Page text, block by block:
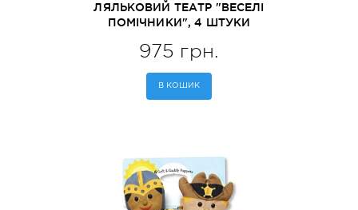
ЛЯЛЬКОВИЙ ТЕАТР "ВЕСЕЛІ
ПОМІЧНИКИ", 4 ШТУКИ
975 грн.
В КОШИК